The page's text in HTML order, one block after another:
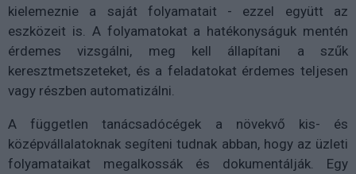
kielemeznie a saját folyamatait - ezzel együtt az
eszközeit is. A folyamatokat a hatékonyságuk mentén
érdemes vizsgálni, meg kell állapítani a szűk
keresztmetszeteket, és a feladatokat érdemes teljesen
vagy részben automatizálni.
A független tanácsadócégek a növekvő kis- és
középvállalatoknak segíteni tudnak abban, hogy az üzleti
folyamataikat megalkossák és dokumentálják. Egy